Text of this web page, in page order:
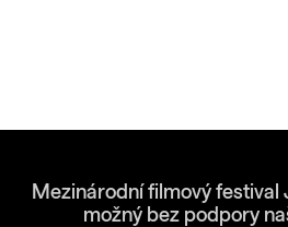
Mezinárodní filmový festival
možný bez podpory